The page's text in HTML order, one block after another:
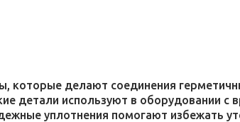
которые делают соединения
детали используют в оборудовании
уплотнения помогают избежать